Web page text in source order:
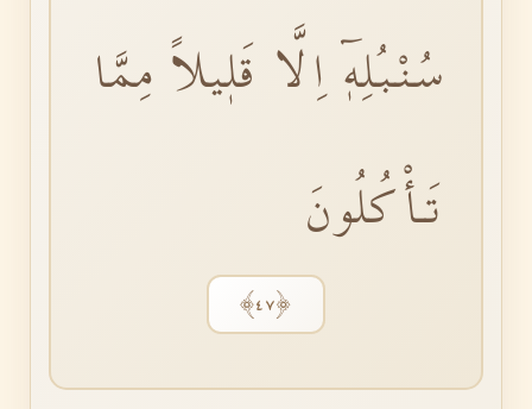
سُنْبُلِهٖٓ اِلَّا قَلٖيلاً مِمَّا
تَأْكُلُونَ
﴿٤٧﴾